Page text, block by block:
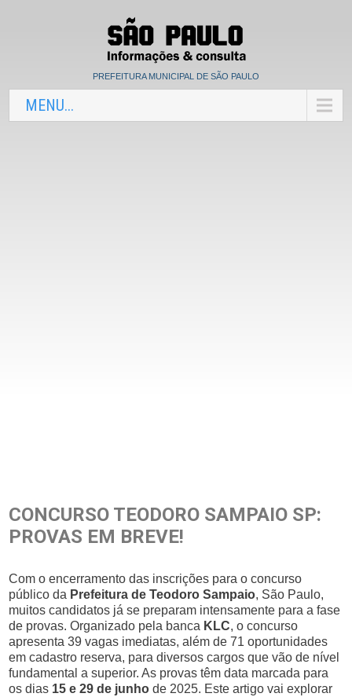
PREFEITURA MUNICIPAL DE SÃO PAULO
MENU...
CONCURSO TEODORO SAMPAIO SP:
PROVAS EM BREVE!
Com o encerramento das inscrições para o concurso
público da Prefeitura de Teodoro Sampaio, São Paulo,
muitos candidatos já se preparam intensamente para a fase
de provas. Organizado pela banca KLC, o concurso
apresenta 39 vagas imediatas, além de 71 oportunidades
em cadastro reserva, para diversos cargos que vão de nível
fundamental a superior. As provas têm data marcada para
os dias 15 e 29 de junho de 2025. Este artigo vai explorar